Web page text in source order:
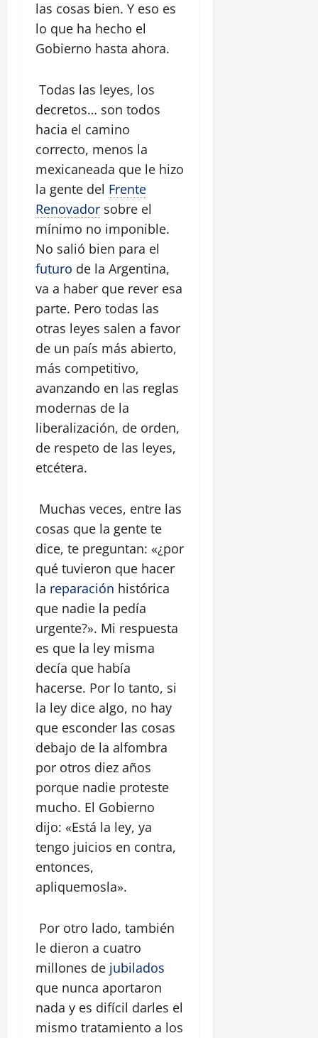
las cosas bien. Y eso es
lo que ha hecho el
Gobierno hasta ahora.
Todas las leyes, los
decretos… son todos
hacia el camino
correcto, menos la
mexicaneada que le hizo
la gente del Frente
Renovador sobre el
mínimo no imponible.
No salió bien para el
futuro de la Argentina,
va a haber que rever esa
parte. Pero todas las
otras leyes salen a favor
de un país más abierto,
más competitivo,
avanzando en las reglas
modernas de la
liberalización, de orden,
de respeto de las leyes,
etcétera.
Muchas veces, entre las
cosas que la gente te
dice, te preguntan: «¿por
qué tuvieron que hacer
la reparación histórica
que nadie la pedía
urgente?». Mi respuesta
es que la ley misma
decía que había
hacerse. Por lo tanto, si
la ley dice algo, no hay
que esconder las cosas
debajo de la alfombra
por otros diez años
porque nadie proteste
mucho. El Gobierno
dijo: «Está la ley, ya
tengo juicios en contra,
entonces,
apliquemosla».
Por otro lado, también
le dieron a cuatro
millones de jubilados
que nunca aportaron
nada y es difícil darles el
mismo tratamiento a los